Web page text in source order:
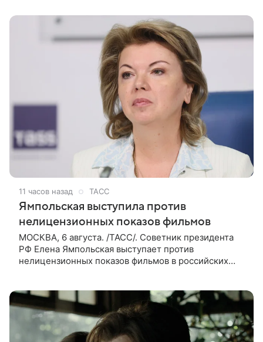
11 часов назад ТАСС
Ямпольская выступила против
нелицензионных показов фильмов
МОСКВА, 6 августа. /ТАСС/. Советник президента
РФ Елена Ямпольская выступает против
нелицензионных показов фильмов в российских